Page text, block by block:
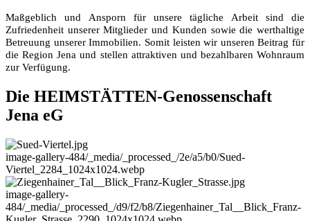
Maßgeblich und Ansporn für unsere tägliche Arbeit sind die
Zufriedenheit unserer Mitglieder und Kunden sowie die werthaltige
Betreuung unserer Immobilien. Somit leisten wir unseren Beitrag für
die Region Jena und stellen attraktiven und bezahlbaren Wohnraum
zur Verfügung.
Die HEIMSTÄTTEN-Genossenschaft
Jena eG
image-gallery-484/_media/_processed_/2e/a5/b0/Sued-
Viertel_2284_1024x1024.webp
image-gallery-
484/_media/_processed_/d9/f2/b8/Ziegenhainer_Tal__Blick_Franz-